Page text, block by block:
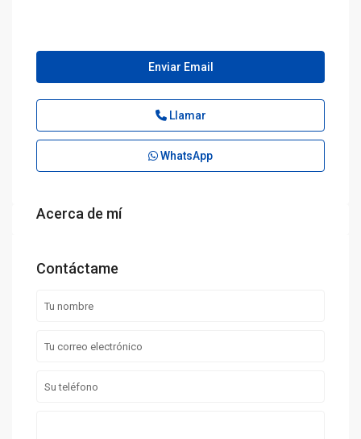
Enviar Email
Llamar
WhatsApp
Acerca de mí
Contáctame